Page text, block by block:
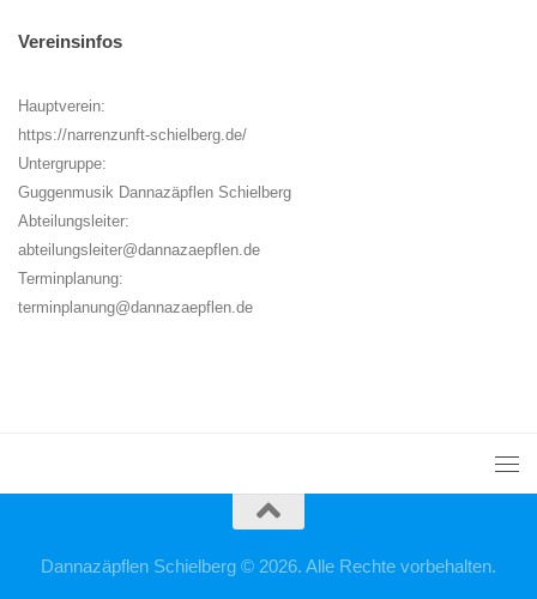
Vereinsinfos
Hauptverein:
https://narrenzunft-schielberg.de/
Untergruppe:
Guggenmusik Dannazäpflen Schielberg
Abteilungsleiter:
abteilungsleiter@dannazaepflen.de
Terminplanung:
terminplanung@dannazaepflen.de
Dannazäpflen Schielberg © 2026. Alle Rechte vorbehalten.